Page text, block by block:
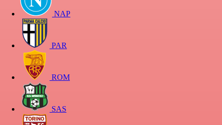
NAP
PAR
ROM
SAS